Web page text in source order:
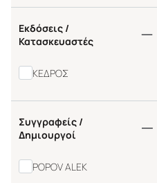
Εκδόσεις /
Κατασκευαστές
ΚΕΔΡΟΣ
Συγγραφείς /
Δημιουργοί
POPOV ALEK